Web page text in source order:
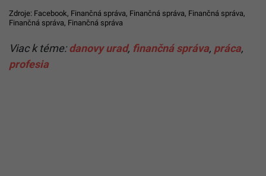
Zdroje: Facebook, Finančná správa, Finančná správa, Finančná správa,
Finančná správa, Finančná správa
Viac k téme:danovy urad, finančná správa, práca,
profesia